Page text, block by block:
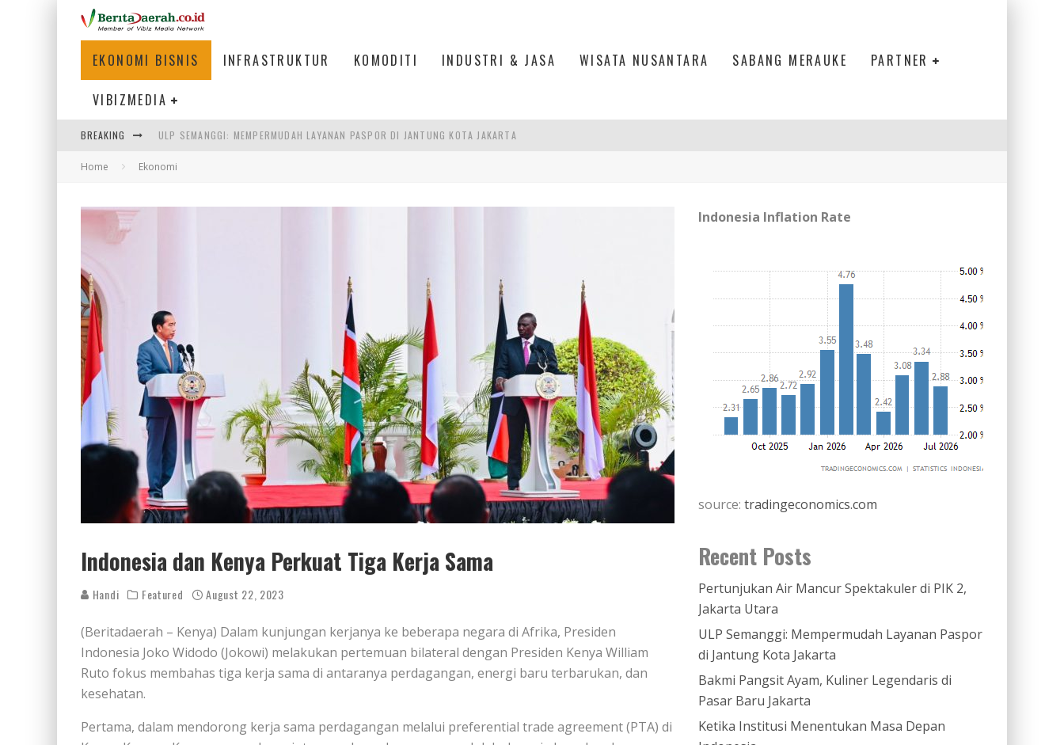
EKONOMI BISNIS INFRASTRUKTUR KOMODITI INDUSTRI & JASA WISATA NUSANTARA SABANG MERAUKE PARTNER
VIBIZMEDIA
BREAKING
ULP SEMANGGI: MEMPERMUDAH LAYANAN PASPOR DI JANTUNG KOTA JAKARTA
BAKMI PANGSIT AYAM, KULINER LEGENDARIS DI PASAR BARU JAKARTA
KETIKA INSTITUSI MENENTUKAN MASA DEPAN INDONESIA
Home Ekonomi
Indonesia dan Kenya Perkuat Tiga Kerja Sama
Handi Featured August 22, 2023
(Beritadaerah – Kenya) Dalam kunjungan kerjanya ke beberapa negara di Afrika, Presiden
Indonesia Joko Widodo (Jokowi) melakukan pertemuan bilateral dengan Presiden Kenya William
Ruto fokus membahas tiga kerja sama di antaranya perdagangan, energi baru terbarukan, dan
kesehatan.
Pertama, dalam mendorong kerja sama perdagangan melalui preferential trade agreement (PTA) di
Indonesia Inflation Rate
source: tradingeconomics.com
Recent Posts
Pertunjukan Air Mancur Spektakuler di PIK 2,
Jakarta Utara
ULP Semanggi: Mempermudah Layanan Paspor
di Jantung Kota Jakarta
Bakmi Pangsit Ayam, Kuliner Legendaris di
Pasar Baru Jakarta
Ketika Institusi Menentukan Masa Depan